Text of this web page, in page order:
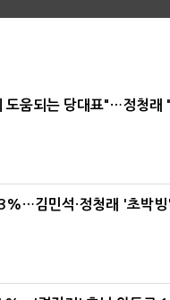
도움되는 당대표"…정청래
김민석·정청래 '초박빙